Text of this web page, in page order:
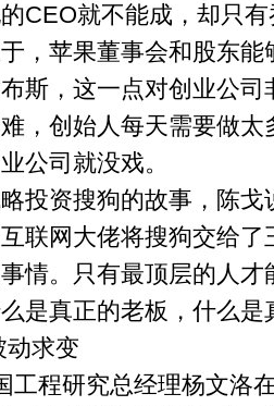
CEO就不能成，却只
，苹果董事会和股东
斯，这一点对创业公
，创始人每天需要做
公司就没戏。
投资搜狗的故事，陈
联网大佬将搜狗交给
情。只有最顶层的人
是真正的老板，什么是
动求变
工程研究总经理杨文洛